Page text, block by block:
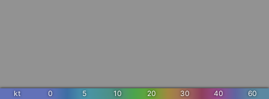
kt 0 5 10 20 30 40 60